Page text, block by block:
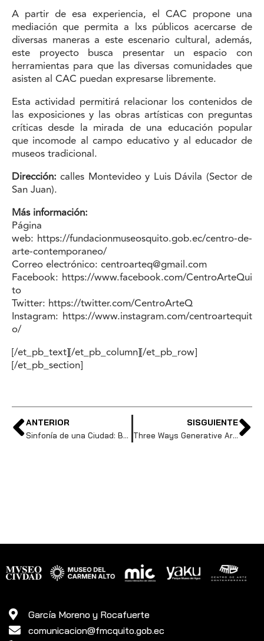
A partir de esa experiencia, el CAC propone una
mediación que permita a lxs públicos acercarse de
diversas maneras a este escenario cultural, además,
este proyecto busca presentar un espacio con
herramientas para que las diversas comunidades que
asisten al CAC puedan expresarse libremente.
Esta actividad permitirá relacionar los contenidos de
las exposiciones y las obras artísticas con preguntas
críticas desde la mirada de una educación popular
que incomode al campo educativo y al educador de
museos tradicional.
Dirección: calles Montevideo y Luis Dávila (Sector de
San Juan).
Más información:
Página
web: https://fundacionmuseosquito.gob.ec/centro-de-
arte-contemporaneo/
Correo electrónico: centroarteq@gmail.com
Facebook: https://www.facebook.com/CentroArteQui
to
Twitter: https://twitter.com/CentroArteQ
Instagram: https://www.instagram.com/centroartequit
o/
[/et_pb_text][/et_pb_column][/et_pb_row]
[/et_pb_section]
ANTERIOR
Sinfonía de una Ciudad: Botellas Silbato
SISGUIENTE
Three Ways Generative Artificial Intelligence Is A Gamechanger For Interior Design And One Crucial Way It Isn’t
García Moreno y Rocafuerte
comunicacion@fmcquito.gob.ec